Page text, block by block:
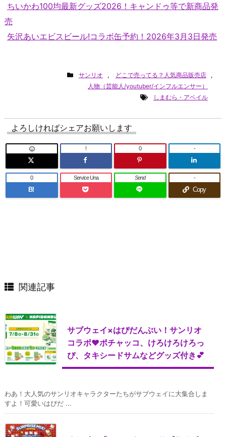
ちいかわ100均最新グッズ2026！キャンドゥ等で新商品発
売
矢沢あいエビスビール!コラボ缶予約！2026年3月3日発売
サンリオ , どこで売ってる？人気商品販売店
,
人物（芸能人/youtuber/インフルエンサー）
しまむら・アベイル
よろしければシェアお願いします
! 0 -
B!
0 Service Una Send
Copy
-
関連記事
サブウェイ×はぴだんぶい！サンリオ
コラボ♥ポチャッコ、けろけろけろっ
ぴ、タキシードサムなどグッズ付き💕
わあ！大人気のサンリオキャラクターたちがサブウェイに大集合しま
すよ！可愛いはぴだ ...